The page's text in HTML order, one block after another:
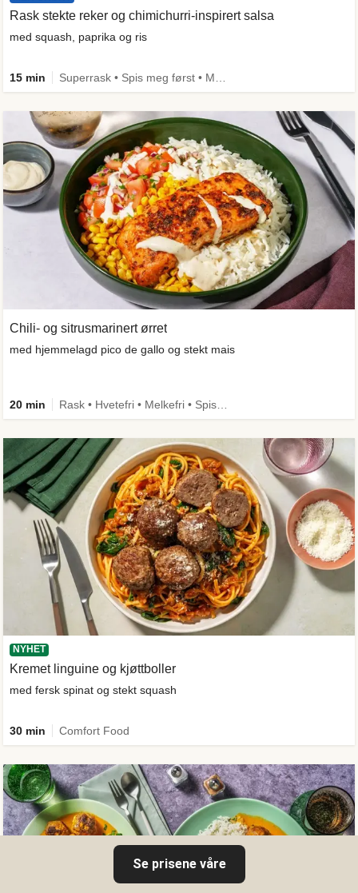
Rask stekte reker og chimichurri-inspirert salsa
med squash, paprika og ris
15 min
Chili- og sitrusmarinert ørret
med hjemmelagd pico de gallo og stekt mais
20 min
NYHET
Kremet linguine og kjøttboller
med fersk spinat og stekt squash
30 min Comfort Food
Se prisene våre